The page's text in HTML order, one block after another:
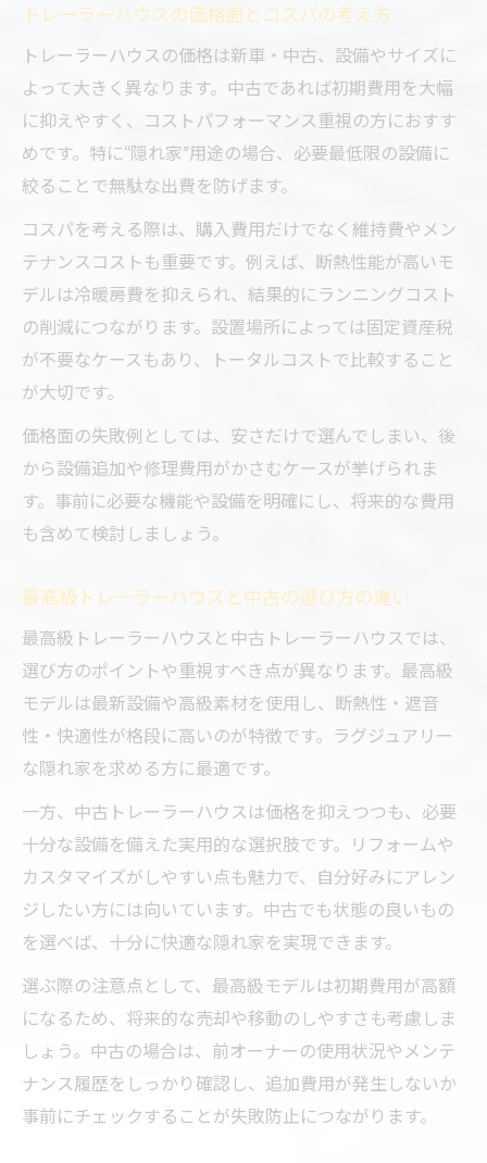
トレーラーハウスの価格面とコスパの考え方
トレーラーハウスの価格は新車・中古、設備やサイズに
よって大きく異なります。中古であれば初期費用を大幅
に抑えやすく、コストパフォーマンス重視の方におすす
めです。特に“隠れ家”用途の場合、必要最低限の設備に
絞ることで無駄な出費を防げます。
コスパを考える際は、購入費用だけでなく維持費やメン
テナンスコストも重要です。例えば、断熱性能が高いモ
デルは冷暖房費を抑えられ、結果的にランニングコスト
の削減につながります。設置場所によっては固定資産税
が不要なケースもあり、トータルコストで比較すること
が大切です。
価格面の失敗例としては、安さだけで選んでしまい、後
から設備追加や修理費用がかさむケースが挙げられま
す。事前に必要な機能や設備を明確にし、将来的な費用
も含めて検討しましょう。
最高級トレーラーハウスと中古の選び方の違い
最高級トレーラーハウスと中古トレーラーハウスでは、
選び方のポイントや重視すべき点が異なります。最高級
モデルは最新設備や高級素材を使用し、断熱性・遮音
性・快適性が格段に高いのが特徴です。ラグジュアリー
な隠れ家を求める方に最適です。
一方、中古トレーラーハウスは価格を抑えつつも、必要
十分な設備を備えた実用的な選択肢です。リフォームや
カスタマイズがしやすい点も魅力で、自分好みにアレン
ジしたい方には向いています。中古でも状態の良いもの
を選べば、十分に快適な隠れ家を実現できます。
選ぶ際の注意点として、最高級モデルは初期費用が高額
になるため、将来的な売却や移動のしやすさも考慮しま
しょう。中古の場合は、前オーナーの使用状況やメンテ
ナンス履歴をしっかり確認し、追加費用が発生しないか
事前にチェックすることが失敗防止につながります。